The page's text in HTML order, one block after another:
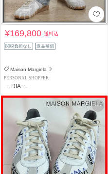
¥169,800送料込
関税負担なし 返品補償
Maison Margiela
PERSONAL SHOPPER
..:::DIA:::..